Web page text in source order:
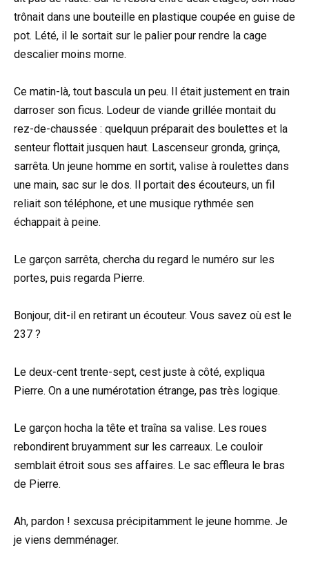
trônait dans une bouteille en plastique coupée en guise de
pot. Lété, il le sortait sur le palier pour rendre la cage
descalier moins morne.
Ce matin-là, tout bascula un peu. Il était justement en train
darroser son ficus. Lodeur de viande grillée montait du
rez-de-chaussée : quelquun préparait des boulettes et la
senteur flottait jusquen haut. Lascenseur gronda, grinça,
sarrêta. Un jeune homme en sortit, valise à roulettes dans
une main, sac sur le dos. Il portait des écouteurs, un fil
reliait son téléphone, et une musique rythmée sen
échappait à peine.
Le garçon sarrêta, chercha du regard le numéro sur les
portes, puis regarda Pierre.
Bonjour, dit-il en retirant un écouteur. Vous savez où est le
237 ?
Le deux-cent trente-sept, cest juste à côté, expliqua
Pierre. On a une numérotation étrange, pas très logique.
Le garçon hocha la tête et traîna sa valise. Les roues
rebondirent bruyamment sur les carreaux. Le couloir
semblait étroit sous ses affaires. Le sac effleura le bras
de Pierre.
Ah, pardon ! sexcusa précipitamment le jeune homme. Je
je viens demménager.